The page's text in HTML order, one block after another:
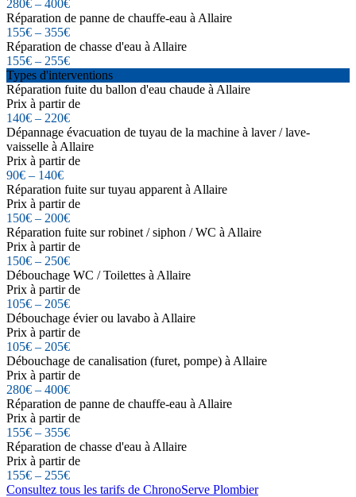
280€ – 400€
Réparation de panne de chauffe-eau à Allaire
155€ – 355€
Réparation de chasse d'eau à Allaire
155€ – 255€
Types d'interventions
Réparation fuite du ballon d'eau chaude à Allaire
Prix à partir de
140€ – 220€
Dépannage évacuation de tuyau de la machine à laver / lave-
vaisselle à Allaire
Prix à partir de
90€ – 140€
Réparation fuite sur tuyau apparent à Allaire
Prix à partir de
150€ – 200€
Réparation fuite sur robinet / siphon / WC à Allaire
Prix à partir de
150€ – 250€
Débouchage WC / Toilettes à Allaire
Prix à partir de
105€ – 205€
Débouchage évier ou lavabo à Allaire
Prix à partir de
105€ – 205€
Débouchage de canalisation (furet, pompe) à Allaire
Prix à partir de
280€ – 400€
Réparation de panne de chauffe-eau à Allaire
Prix à partir de
155€ – 355€
Réparation de chasse d'eau à Allaire
Prix à partir de
155€ – 255€
Consultez tous les tarifs de ChronoServe Plombier